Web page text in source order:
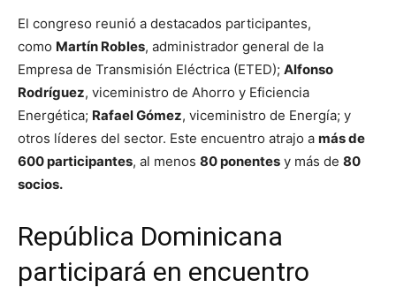
El congreso reunió a destacados participantes,
como Martín Robles, administrador general de la
Empresa de Transmisión Eléctrica (ETED); Alfonso
Rodríguez, viceministro de Ahorro y Eficiencia
Energética; Rafael Gómez, viceministro de Energía; y
otros líderes del sector. Este encuentro atrajo a más de
600 participantes, al menos 80 ponentes y más de 80
socios.
República Dominicana
participará en encuentro